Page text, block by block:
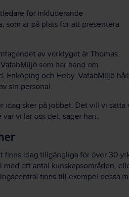
för inkluderande
som är på plats för att presentera
av verktyget är Thomas
som har hand om
Enköping och Heby. VafabMiljö
sin personal.
idag sker på jobbet. Det vill vi sätta
vi lär oss det, säger han.
finns idag tillgängliga för över 30
ett antal kunskapsområden,
finns till exempel dessa